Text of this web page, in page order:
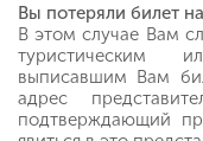
Вы потеряли билет
В этом случае Вам
туристическим
выписавшим Вам
адрес
подтверждающий